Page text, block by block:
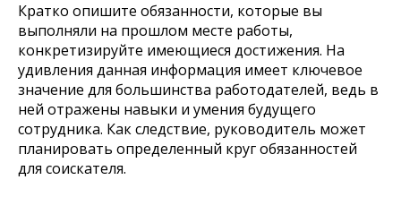
Кратко опишите обязанности, которые вы
выполняли на прошлом месте работы,
конкретизируйте имеющиеся достижения. На
удивления данная информация имеет ключевое
значение для большинства работодателей, ведь в
ней отражены навыки и умения будущего
сотрудника. Как следствие, руководитель может
планировать определенный круг обязанностей
для соискателя.